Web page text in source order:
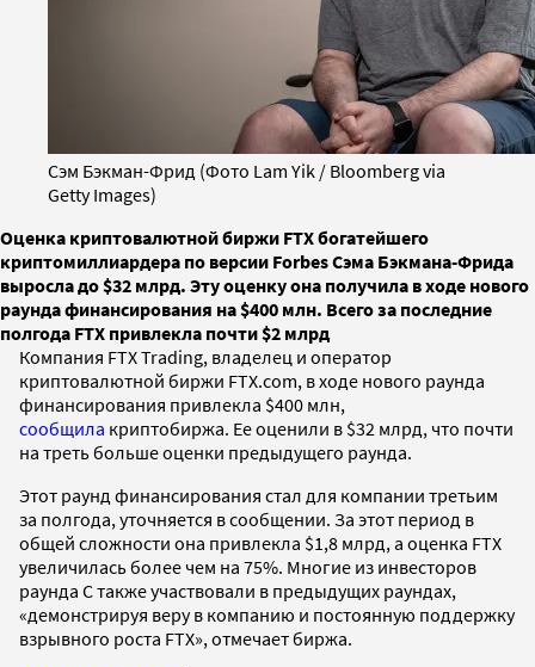
Сэм Бэкман-Фрид (Фото Lam Yik / Bloomberg via
Getty Images)
Оценка криптовалютной биржи FTX богатейшего
криптомиллиардера по версии Forbes Сэма Бэкмана-Фрида
выросла до $32 млрд. Эту оценку она получила в ходе нового
раунда финансирования на $400 млн. Всего за последние
полгода FTX привлекла почти $2 млрд
Компания FTX Trading, владелец и оператор
криптовалютной биржи FTX.com, в ходе нового раунда
финансирования привлекла $400 млн,
сообщила криптобиржа. Ее оценили в $32 млрд, что почти
на треть больше оценки предыдущего раунда.
Этот раунд финансирования стал для компании третьим
за полгода, уточняется в сообщении. За этот период в
общей сложности она привлекла $1,8 млрд, а оценка FTX
увеличилась более чем на 75%. Многие из инвесторов
раунда C также участвовали в предыдущих раундах,
«демонстрируя веру в компанию и постоянную поддержку
взрывного роста FTX», отмечает биржа.